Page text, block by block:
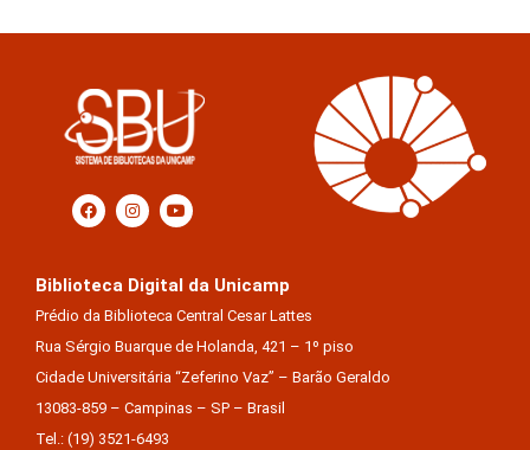
Biblioteca Digital da Unicamp
Prédio da Biblioteca Central Cesar Lattes
Rua Sérgio Buarque de Holanda, 421 – 1º piso
Cidade Universitária “Zeferino Vaz” – Barão Geraldo
13083-859 – Campinas – SP – Brasil
Tel.: (19) 3521-6493